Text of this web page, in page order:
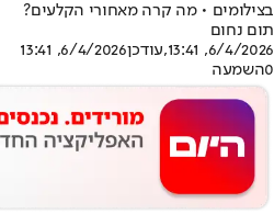
בצילומים • מה קרה מאחורי הקלעים?
תום נחום
6/4/2026, 13:41
,עודכן6/4/2026, 13:41
0השמעה